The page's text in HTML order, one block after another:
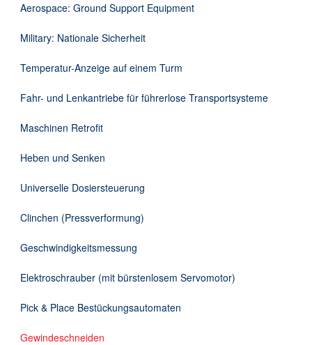
Kontakt
Aerospace: Ground Support Equipment
Military: Nationale Sicherheit
Temperatur-Anzeige auf einem Turm
Fahr- und Lenkantriebe für führerlose Transportsysteme
Maschinen Retrofit
Heben und Senken
Universelle Dosiersteuerung
Clinchen (Pressverformung)
Geschwindigkeitsmessung
Elektroschrauber (mit bürstenlosem Servomotor)
Pick & Place Bestückungsautomaten
Gewindeschneiden